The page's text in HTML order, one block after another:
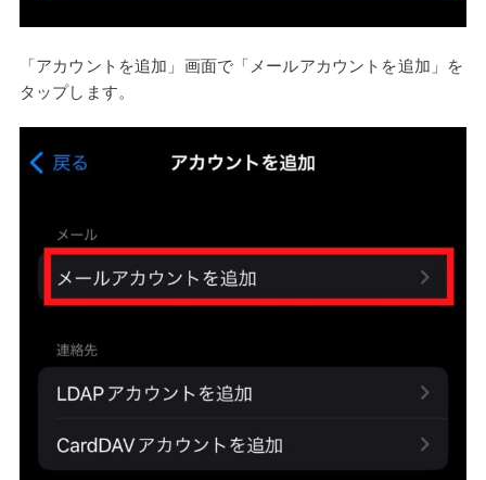
「アカウントを追加」画面で「メールアカウントを追加」を
タップします。